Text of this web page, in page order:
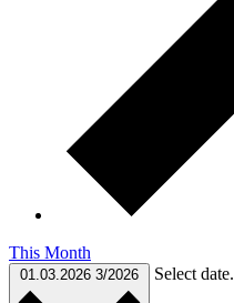
This Month
01.03.2026 3/2026 Select date.